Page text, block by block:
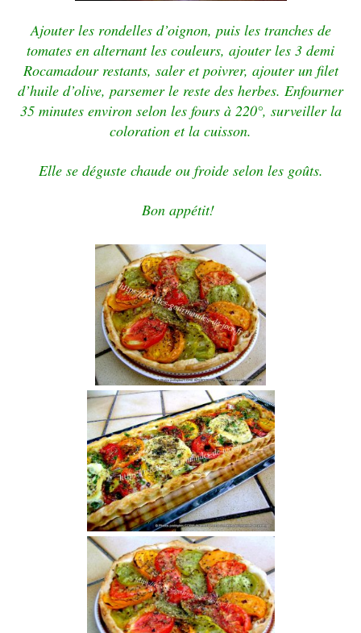
Ajouter les rondelles d’oignon, puis les tranches de
tomates en alternant les couleurs, ajouter les 3 demi
Rocamadour restants, saler et poivrer, ajouter un filet
d’huile d’olive, parsemer le reste des herbes. Enfourner
35 minutes environ selon les fours à 220°, surveiller la
coloration et la cuisson.
Elle se déguste chaude ou froide selon les goûts.
Bon appétit!